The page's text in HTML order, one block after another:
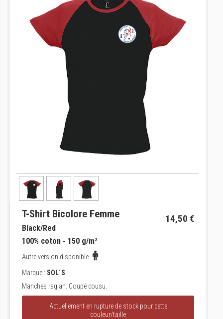
Accessoires
Sacs
Informations
T-Shirt Bicolore Femme 14,50 €
Black/Red
100% coton - 150 g/m²
Autre version disponible
Marque : SOL´S
Manches raglan. Coupé cousu.
Actuellement en rupture de stock pour cette
couleur/taille